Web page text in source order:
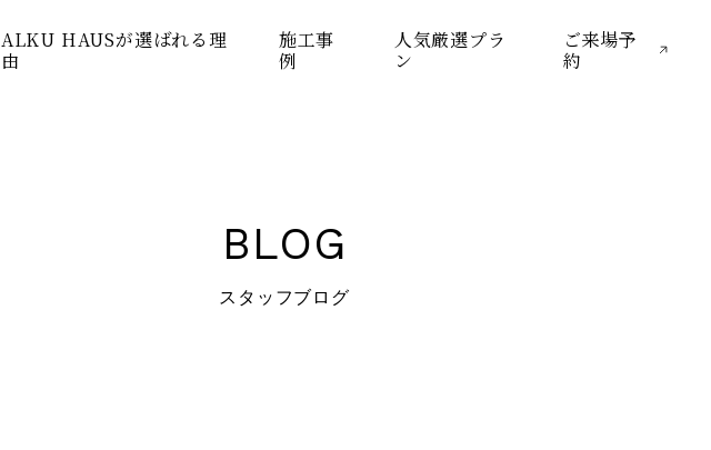
ALKU HAUSが選ばれる理
由
施工事
例
人気厳選プラ
ン
ご来場予
約
BLOG
スタッフブログ